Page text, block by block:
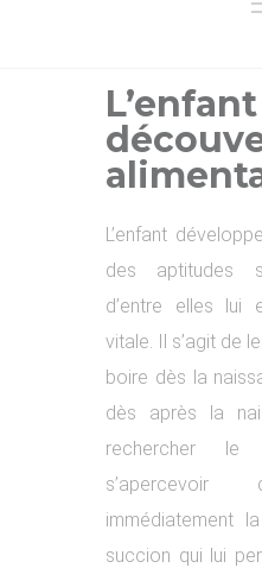
L’enfant
des aptitudes
d’entre elles lui
vitale. Il s’agit de
boire dès la
dès après la
rechercher
s’apercevoir
immédiatement
succion qui lui